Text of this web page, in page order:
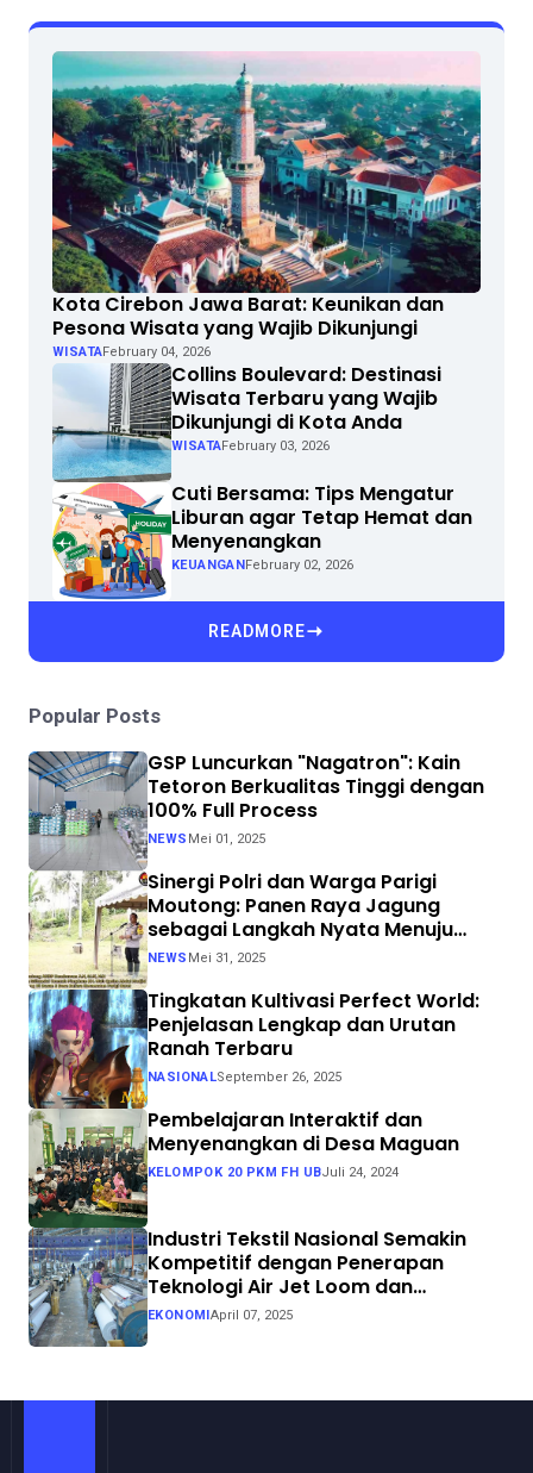
Kota Cirebon Jawa Barat: Keunikan dan
Pesona Wisata yang Wajib Dikunjungi
WISATAFebruary 04, 2026
Collins Boulevard: Destinasi
Wisata Terbaru yang Wajib
Dikunjungi di Kota Anda
WISATAFebruary 03, 2026
Cuti Bersama: Tips Mengatur
Liburan agar Tetap Hemat dan
Menyenangkan
KEUANGANFebruary 02, 2026
READMORE
Popular Posts
GSP Luncurkan "Nagatron": Kain
Tetoron Berkualitas Tinggi dengan
100% Full Process
NEWS Mei 01, 2025
Sinergi Polri dan Warga Parigi
Moutong: Panen Raya Jagung
sebagai Langkah Nyata Menuju
Swasembada Pangan
NEWS Mei 31, 2025
Tingkatan Kultivasi Perfect World:
Penjelasan Lengkap dan Urutan
Ranah Terbaru
NASIONALSeptember 26, 2025
Pembelajaran Interaktif dan
Menyenangkan di Desa Maguan
KELOMPOK 20 PKM FH UBJuli 24, 2024
Industri Tekstil Nasional Semakin
Kompetitif dengan Penerapan
Teknologi Air Jet Loom dan
Continuous Dyeing di CV. Garuda
Solo Perkasa
EKONOMIApril 07, 2025